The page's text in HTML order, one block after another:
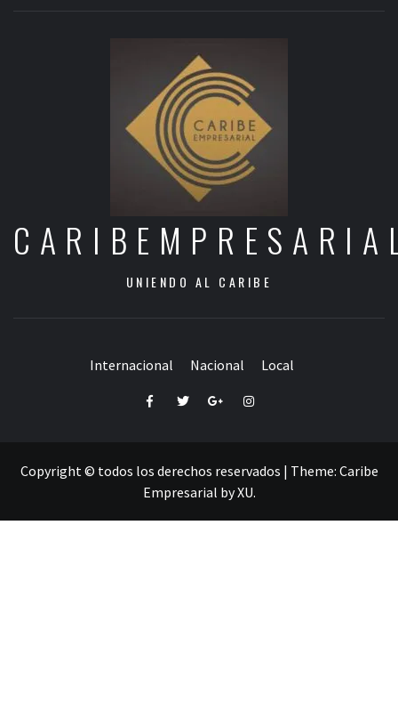
UNIENDO AL CARIBE
Internacional Nacional Local
FacebookTwitterGoogle+Instagram
Copyright © todos los derechos reservados | Theme: Caribe
Empresarial byXU.